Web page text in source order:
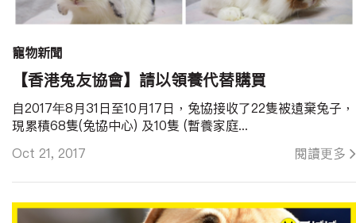
寵物新聞
【香港兔友協會】請以領養代替購買
Oct 21, 2017 閱讀更多
自2017年8月31日至10月17日，兔協接收了22隻被遺棄兔子，
現累積68隻(兔協中心) 及10隻 (暫養家庭...